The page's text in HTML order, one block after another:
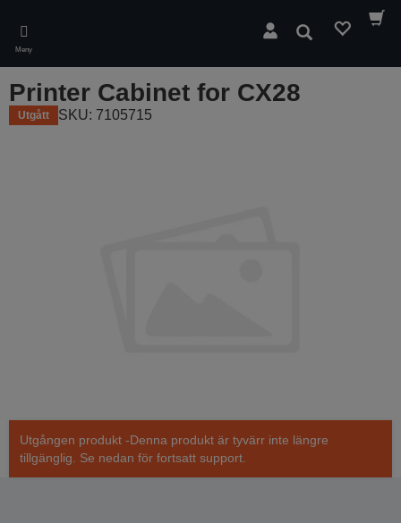
main
content
Meny
Sök
Printer Cabinet for CX28
Utgått SKU: 7105715
Utgången produkt -Denna produkt är tyvärr inte längre
tillgänglig. Se nedan för fortsatt support.